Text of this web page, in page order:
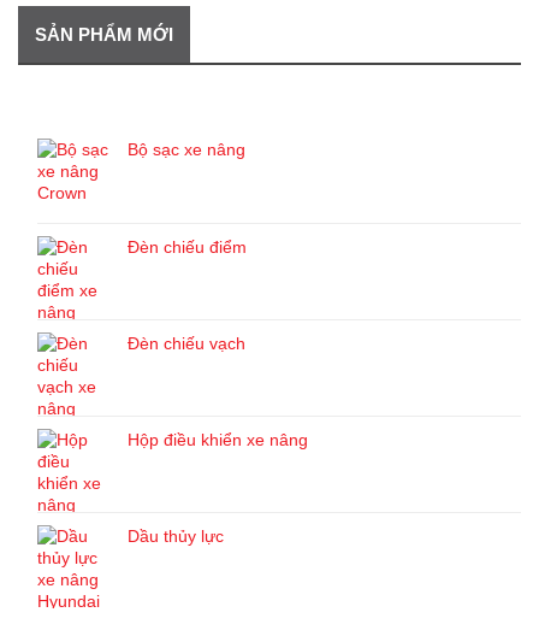
SẢN PHẨM MỚI
Bộ sạc xe nâng
Đèn chiếu điểm
Đèn chiếu vạch
Hộp điều khiển xe nâng
Dầu thủy lực